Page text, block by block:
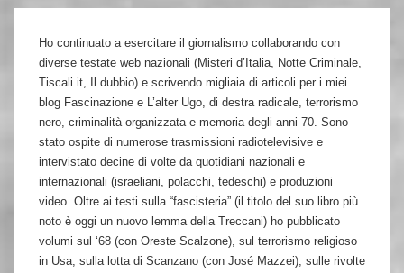
Ho continuato a esercitare il giornalismo collaborando con
diverse testate web nazionali (Misteri d’Italia, Notte Criminale,
Tiscali.it, Il dubbio) e scrivendo migliaia di articoli per i miei
blog Fascinazione e L’alter Ugo, di destra radicale, terrorismo
nero, criminalità organizzata e memoria degli anni 70. Sono
stato ospite di numerose trasmissioni radiotelevisive e
intervistato decine di volte da quotidiani nazionali e
internazionali (israeliani, polacchi, tedeschi) e produzioni
video. Oltre ai testi sulla “fascisteria” (il titolo del suo libro più
noto è oggi un nuovo lemma della Treccani) ho pubblicato
volumi sul ‘68 (con Oreste Scalzone), sul terrorismo religioso
in Usa, sulla lotta di Scanzano (con José Mazzei), sulle rivolte